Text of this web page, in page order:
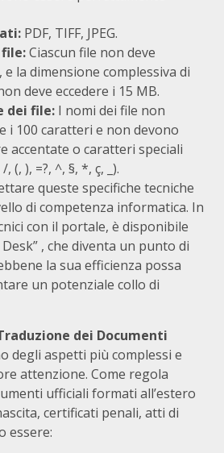
PDF, TIFF, JPEG.
Ciascun file non deve
la dimensione complessiva di
deve eccedere i 15 MB.
dei file: I nomi dei file non
i 100 caratteri e non devono
accentate o caratteri speciali
, (, ), =?, ^, §, *, ç, _).
queste specifiche tecniche
di competenza informatica. In
con il portale, è disponibile
, che diventa un punto di
la sua efficienza possa
un potenziale collo di
dei Documenti
degli aspetti più complessi e
attenzione. Come regola
ufficiali formati all’estero
certificati penali, atti di
essere: